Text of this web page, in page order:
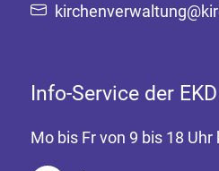
Info-Service der EKD
Mo bis Fr von 9 bis 18